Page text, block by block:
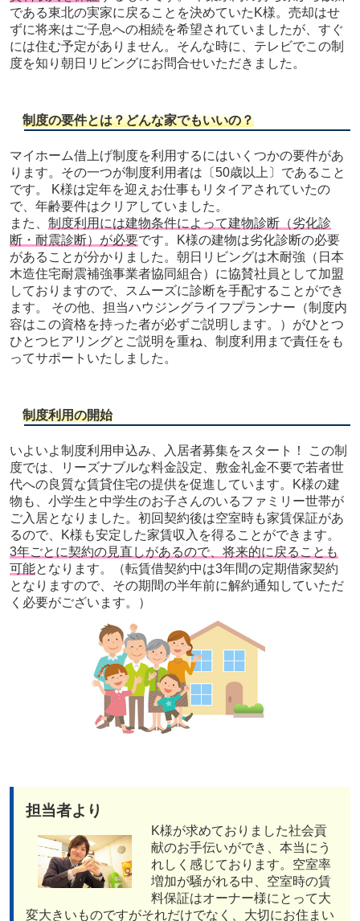
である東北の実家に戻ることを決めていたK様。売却はせ
ずに将来はご子息への相続を希望されていましたが、すぐ
には住む予定がありません。そんな時に、テレビでこの制
度を知り朝日リビングにお問合せいただきました。
制度の要件とは？どんな家でもいいの？
マイホーム借上げ制度を利用するにはいくつかの要件があ
ります。その一つが制度利用者は〔50歳以上〕であること
です。 K様は定年を迎えお仕事もリタイアされていたの
で、年齢要件はクリアしていました。
また、 制度利用には建物条件によって建物診断（劣化診
断・耐震診断）が必要です。K様の建物は劣化診断の必要
があることが分かりました。朝日リビングは木耐強（日本
木造住宅耐震補強事業者協同組合）に協賛社員として加盟
しておりますので、スムーズに診断を手配することができ
ます。 その他、担当ハウジングライフプランナー（制度内
容はこの資格を持った者が必ずご説明します。）がひとつ
ひとつヒアリングとご説明を重ね、制度利用まで責任をも
ってサポートいたしました。
制度利用の開始
いよいよ制度利用申込み、入居者募集をスタート！ この制
度では、リーズナブルな料金設定、敷金礼金不要で若者世
代への良質な賃貸住宅の提供を促進しています。K様の建
物も、小学生と中学生のお子さんのいるファミリー世帯が
ご入居となりました。初回契約後は空室時も家賃保証があ
るので、K様も安定した家賃収入を得ることができます。
3年ごとに契約の見直しがあるので、将来的に戻ることも
可能となります。（転賃借契約中は3年間の定期借家契約
となりますので、その期間の半年前に解約通知していただ
く必要がございます。）
担当者より
K様が求めておりました社会貢
献のお手伝いができ、本当にう
れしく感じております。空室率
増加が騒がれる中、空室時の賃
料保証はオーナー様にとって大
変大きいものですがそれだけでなく、大切にお住まい